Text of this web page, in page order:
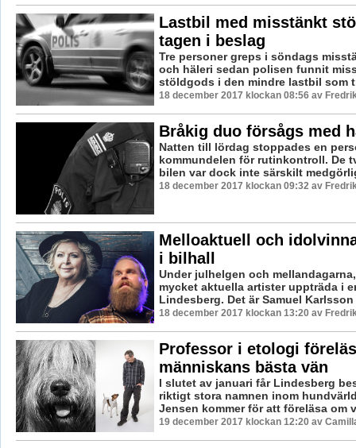
Lastbil med misstänkt
tagen i beslag
Tre personer greps i söndags
och häleri sedan polisen funnit
stöldgods i den mindre lastbil som
18 december 2017 klockan 08:56 av
Bråkig duo försågs med
Natten till lördag stoppades en
kommundelen för rutinkontroll. De
bilen var dock inte särskilt
18 december 2017 klockan 09:32 av
Melloaktuell och
i bilhall
Under julhelgen och
mycket aktuella artister uppträda i
Lindesberg. Det är Samuel
18 december 2017 klockan 13:20 av
Professor i etologi
människans bästa vän
I slutet av januari får Lindesberg
riktigt stora namnen inom
Jensen kommer för att föreläsa om
19 december 2017 klockan 12:20 av